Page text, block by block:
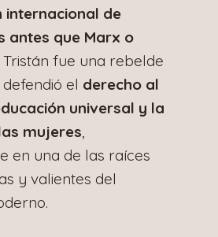
internacional de
antes que Marx o
fue una rebelde
el derecho al
universal y la
mujeres
en una de las raíces
y valientes del